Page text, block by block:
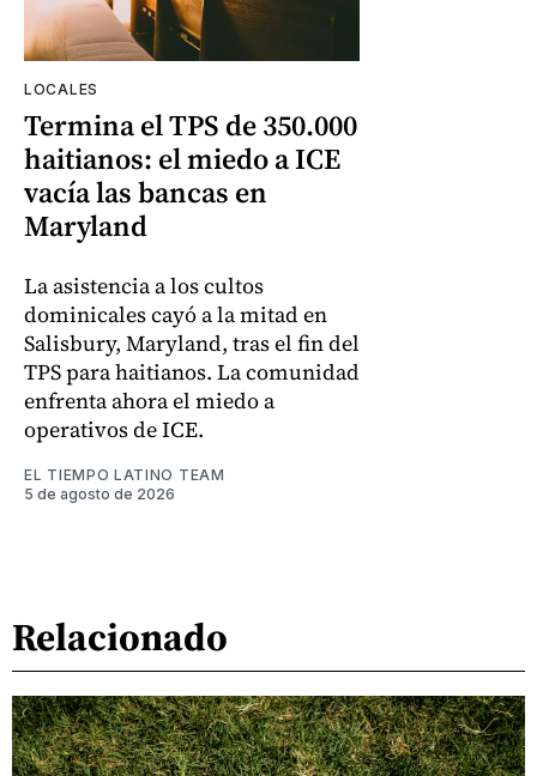
LOCALES
Termina el TPS de 350.000
haitianos: el miedo a ICE
vacía las bancas en
Maryland
La asistencia a los cultos
dominicales cayó a la mitad en
Salisbury, Maryland, tras el fin del
TPS para haitianos. La comunidad
enfrenta ahora el miedo a
operativos de ICE.
EL TIEMPO LATINO TEAM
5 de agosto de 2026
Relacionado